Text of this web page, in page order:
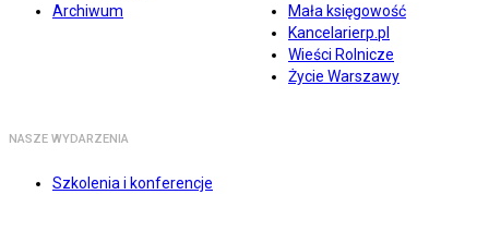
Archiwum
Mała księgowość
Kancelarierp.pl
Wieści Rolnicze
Życie Warszawy
NASZE WYDARZENIA
Szkolenia i konferencje